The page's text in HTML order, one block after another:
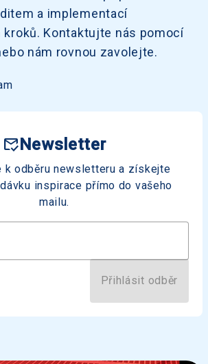
a implementací
Kontaktujte nás pomocí
nám rovnou zavolejte.
mark_email_read Newsletter
k odběru newsletteru a získejte
inspirace přímo do vašeho
mailu.
Přihlásit odběr